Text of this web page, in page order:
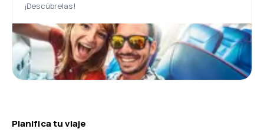
¡Descúbrelas!
Planifica tu viaje